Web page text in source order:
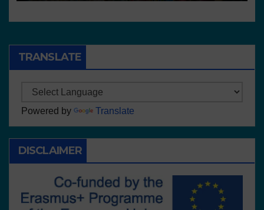
TRANSLATE
Powered by Translate
DISCLAIMER